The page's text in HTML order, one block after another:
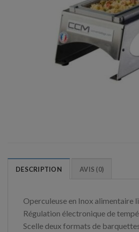
DESCRIPTION AVIS (0)
Operculeuse en Inox alimentaire
Régulation électronique de
Scelle deux formats de